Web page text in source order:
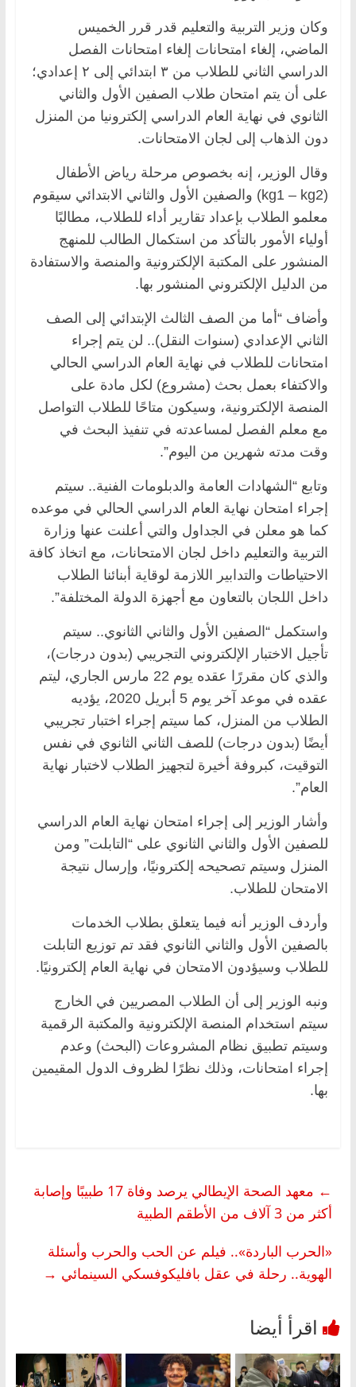
وكان وزير التربية والتعليم قدر قرر الخميس
الماضي، إلغاء امتحانات إلغاء امتحانات الفصل
الدراسي الثاني للطلاب من ٣ ابتدائي إلى ٢ إعدادي؛
على أن يتم امتحان طلاب الصفين الأول والثاني
الثانوي في نهاية العام الدراسي إلكترونيا من المنزل
دون الذهاب إلى لجان الامتحانات.
وقال الوزير، إنه بخصوص مرحلة رياض الأطفال
(kg1 – kg2) والصفين الأول والثاني الابتدائي سيقوم
معلمو الطلاب بإعداد تقارير أداء للطلاب، مطالبًا
أولياء الأمور بالتأكد من استكمال الطالب للمنهج
المنشور على المكتبة الإلكترونية والمنصة والاستفادة
من الدليل الإلكتروني المنشور بها.
وأضاف “أما من الصف الثالث الإبتدائي إلى الصف
الثاني الإعدادي (سنوات النقل).. لن يتم إجراء
امتحانات للطلاب في نهاية العام الدراسي الحالي
والاكتفاء بعمل بحث (مشروع) لكل مادة على
المنصة الإلكترونية، وسيكون متاحًا للطلاب التواصل
مع معلم الفصل لمساعدته في تنفيذ البحث في
وقت مدته شهرين من اليوم”.
وتابع “الشهادات العامة والدبلومات الفنية.. سيتم
إجراء امتحان نهاية العام الدراسي الحالي في موعده
كما هو معلن في الجداول والتي أعلنت عنها وزارة
التربية والتعليم داخل لجان الامتحانات، مع اتخاذ كافة
الاحتياطات والتدابير اللازمة لوقاية أبنائنا الطلاب
داخل اللجان بالتعاون مع أجهزة الدولة المختلفة”.
واستكمل “الصفين الأول والثاني الثانوي.. سيتم
تأجيل الاختبار الإلكتروني التجريبي (بدون درجات)،
والذي كان مقررًا عقده يوم 22 مارس الجاري، ليتم
عقده في موعد آخر يوم 5 أبريل 2020، يؤديه
الطلاب من المنزل، كما سيتم إجراء اختبار تجريبي
أيضًا (بدون درجات) للصف الثاني الثانوي في نفس
التوقيت، كبروفة أخيرة لتجهيز الطلاب لاختبار نهاية
العام”.
وأشار الوزير إلى إجراء امتحان نهاية العام الدراسي
للصفين الأول والثاني الثانوي على “التابلت” ومن
المنزل وسيتم تصحيحه إلكترونيًا، وإرسال نتيجة
الامتحان للطلاب.
وأردف الوزير أنه فيما يتعلق بطلاب الخدمات
بالصفين الأول والثاني الثانوي فقد تم توزيع التابلت
للطلاب وسيؤدون الامتحان في نهاية العام إلكترونيًا.
ونبه الوزير إلى أن الطلاب المصريين في الخارج
سيتم استخدام المنصة الإلكترونية والمكتبة الرقمية
وسيتم تطبيق نظام المشروعات (البحث) وعدم
إجراء امتحانات، وذلك نظرًا لظروف الدول المقيمين
بها.
←
معهد الصحة الإيطالي يرصد وفاة 17 طبيبًا وإصابة
أكثر من 3 آلاف من الأطقم الطبية
«الحرب الباردة».. فيلم عن الحب والحرب وأسئلة
الهوية.. رحلة في عقل بافليكوفسكي السينمائي →